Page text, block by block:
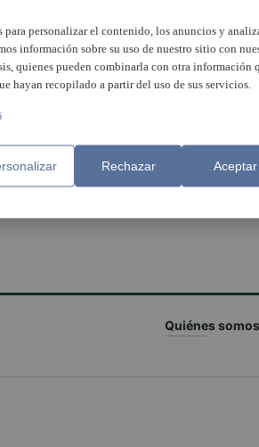
Quiénes somos
personalizar el contenido, los anuncios y
información sobre su uso de nuestro sitio con
quienes pueden combinarla con otra información
hayan recopilado a partir del uso de sus servicios.
Rechazar Aceptar